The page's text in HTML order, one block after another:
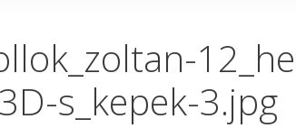
s_kepek-3.jpg